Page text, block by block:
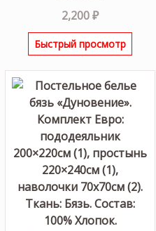
2,200₽
Быстрый просмотр